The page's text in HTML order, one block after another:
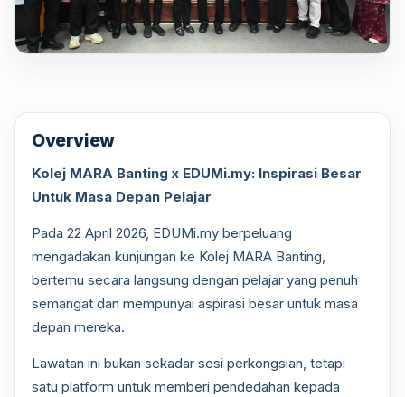
Overview
Kolej MARA Banting x EDUMi.my: Inspirasi Besar
Untuk Masa Depan Pelajar
Pada 22 April 2026, EDUMi.my berpeluang
mengadakan kunjungan ke Kolej MARA Banting,
bertemu secara langsung dengan pelajar yang penuh
semangat dan mempunyai aspirasi besar untuk masa
depan mereka.
Lawatan ini bukan sekadar sesi perkongsian, tetapi
satu platform untuk memberi pendedahan kepada